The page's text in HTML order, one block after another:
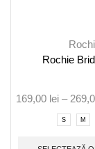
Rochie
169,00 lei –
S M